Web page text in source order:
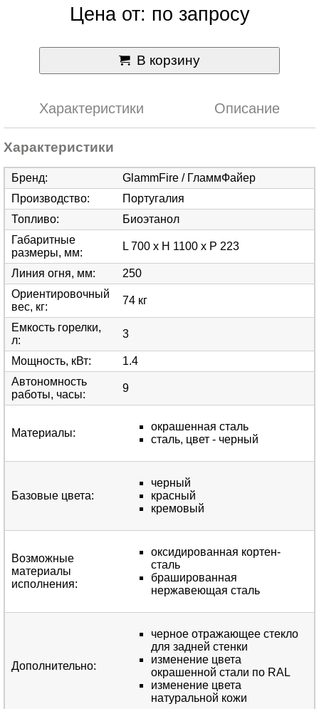
Цена от: по запросу
В корзину
Характеристики Описание
Характеристики
Бренд:
GlammFire / ГламмФайер
Производство:
Португалия
Топливо:
Биоэтанол
Габаритные
размеры, мм:
L 700 x H 1100 x P 223
Линия огня, мм:
250
Ориентировочный
вес, кг:
74 кг
Емкость горелки,
л:
3
Мощность, кВт:
1.4
Автономность
работы, часы:
9
Материалы:
окрашенная сталь
сталь, цвет - черный
Базовые цвета:
черный
красный
кремовый
Возможные
материалы
исполнения:
оксидированная кортен-
сталь
брашированная
нержавеющая сталь
Дополнительно:
черное отражающее стекло
для задней стенки
изменение цвета
окрашенной стали по RAL
изменение цвета
натуральной кожи